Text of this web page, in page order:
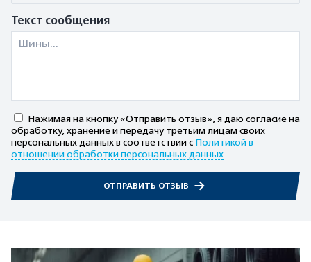
Текст сообщения
Нажимая на кнопку «Отправить отзыв», я даю согласие на
обработку, хранение и передачу третьим лицам своих
персональных данных в соответствии с Политикой в
отношении обработки персональных данных
ОТПРАВИТЬ ОТЗЫВ